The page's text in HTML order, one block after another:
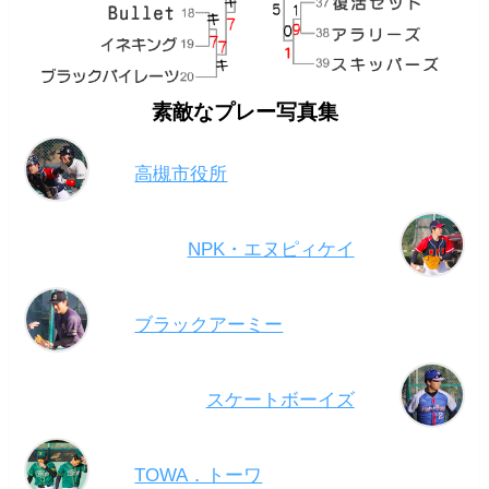
素敵なプレー写真集
高槻市役所
NPK・エヌピィケイ
ブラックアーミー
スケートボーイズ
TOWA．トーワ